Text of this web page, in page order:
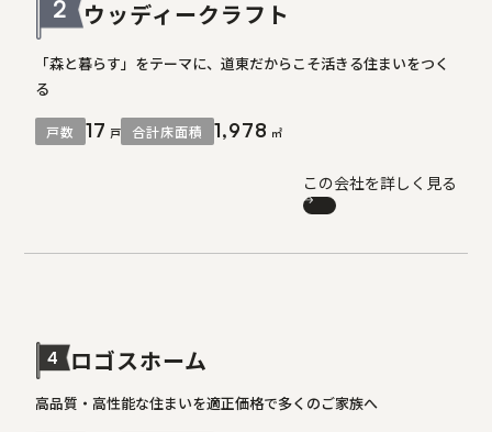
2 ウッディークラフト
「森と暮らす」をテーマに、道東だからこそ活きる住まいをつく
る
戸数 17 戸 合計床面積 1,978 ㎡
この会社を詳しく見る
4 ロゴスホーム
高品質・高性能な住まいを適正価格で多くのご家族へ